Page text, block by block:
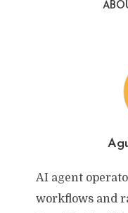
AI agent
workflows and